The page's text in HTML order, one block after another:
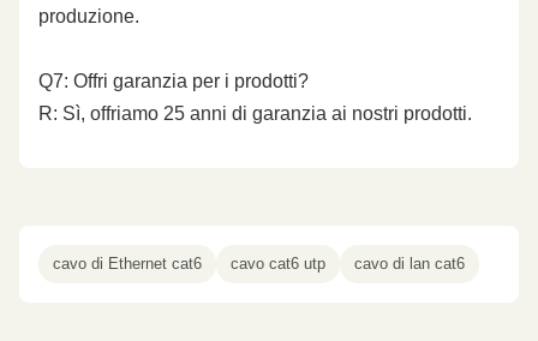
produzione.
Q7: Offri garanzia per i prodotti?
R: Sì, offriamo 25 anni di garanzia ai nostri prodotti.
cavo di Ethernet cat6 cavo cat6 utp cavo di lan cat6